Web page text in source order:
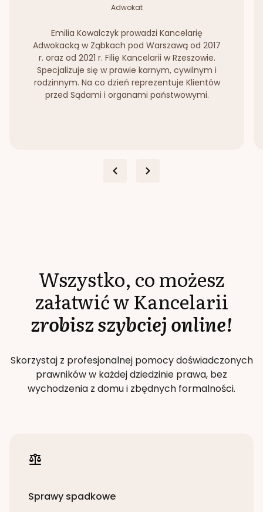
Adwokat
Emilia Kowalczyk prowadzi Kancelarię
Adwokacką w Ząbkach pod Warszawą od 2017
r. oraz od 2021 r. Filię Kancelarii w Rzeszowie.
Specjalizuje się w prawie karnym, cywilnym i
rodzinnym. Na co dzień reprezentuje Klientów
przed Sądami i organami państwowymi.
Wszystko, co możesz
załatwić w Kancelarii
zrobisz szybciej online!
Skorzystaj z profesjonalnej pomocy doświadczonych
prawników w każdej dziedzinie prawa, bez
wychodzenia z domu i zbędnych formalności.
Sprawy spadkowe